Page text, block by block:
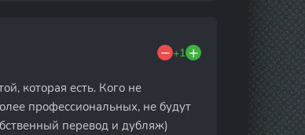
+1
которая есть. Кого не
профессиональных, не будут
перевод и дубляж)